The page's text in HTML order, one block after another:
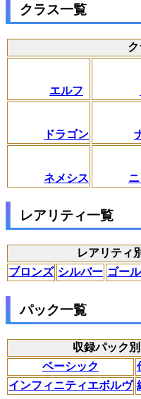
クラス一覧
ク
エルフ
ドラゴン
ネメシス
レアリティ一覧
レアリティ
ブロンズ シルバー ゴー
パック一覧
収録パック別
ベーシック
インフィニティエボルヴ